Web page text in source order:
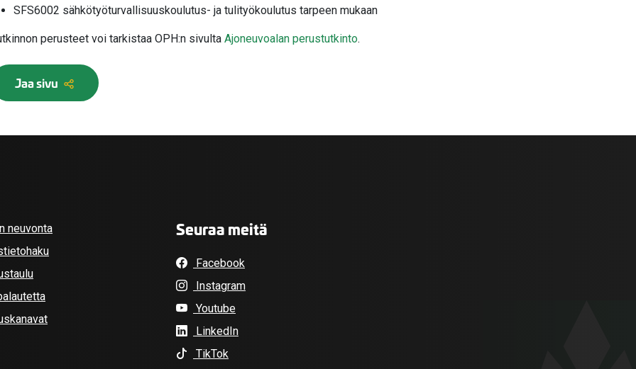
SFS6002 sähkötyöturvallisuuskoulutus- ja tulityökoulutus tarpeen mukaan
perusteet voi tarkistaa OPH:n sivulta Ajoneuvoalan perustutkinto.
Jaa sivu
neuvonta
Seuraa meitä
Facebook
Instagram
Youtube
LinkedIn
TikTok